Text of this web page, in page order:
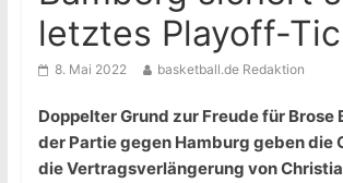
letztes Playoff-
8. Mai 2022 basketball.de Redaktion
Doppelter Grund zur Freude für Brose
der Partie gegen Hamburg geben die
die Vertragsverlängerung von